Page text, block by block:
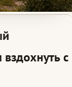
с